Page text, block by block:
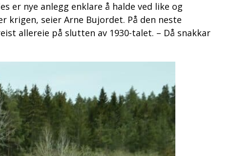
er nye anlegg enklare å halde ved like og
seier Arne Bujordet. På den neste
allereie på slutten av 1930-talet. – Då snakkar